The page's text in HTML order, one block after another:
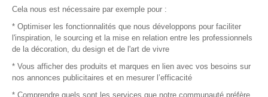
© 2016 –Organisation SAFI
Recrutement
Cela nous est nécessaire par exemple pour :
* Optimiser les fonctionnalités que nous développons pour faciliter
l'inspiration, le sourcing et la mise en relation entre les professionnels
de la décoration, du design et de l'art de vivre
* Vous afficher des produits et marques en lien avec vos besoins sur
nos annonces publicitaires et en mesurer l’efficacité
* Comprendre quels sont les services que notre communauté préfère